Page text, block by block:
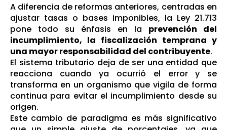
A diferencia de reformas anteriores, centradas en
ajustar tasas o bases imponibles, la Ley 21.713
pone todo su énfasis en la prevención del
incumplimiento, la fiscalización temprana y
una mayor responsabilidad del contribuyente.
El sistema tributario deja de ser una entidad que
reacciona cuando ya ocurrió el error y se
transforma en un organismo que vigila de forma
continua para evitar el incumplimiento desde su
origen.
Este cambio de paradigma es más significativo